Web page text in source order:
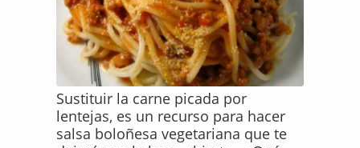
Sustituir la carne picada por
lentejas, es un recurso para hacer
salsa boloñesa vegetariana que te